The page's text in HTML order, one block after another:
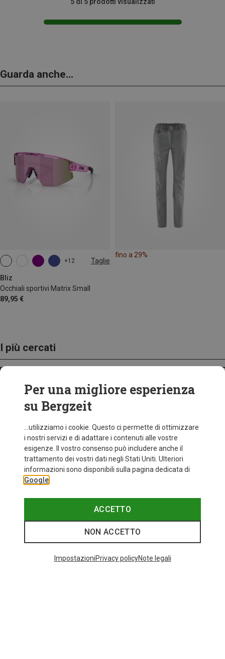
5 di 5 prodotti visualizzati
Guarda anche...
+12 Taglie
Bliz
Occhiali sportivi Matrix Small
89,95 €
ONE SIZE
fino a 29%
I più cercati
Per una migliore esperienza
su Bergzeit
...utilizziamo i cookie. Questo ci permette di ottimizzare
i nostri servizi e di adattare i contenuti alle vostre
esigenze. Il vostro consenso può includere anche il
trattamento dei vostri dati negli Stati Uniti. Ulteriori
informazioni sono disponibili sulla pagina dedicata di
Google
ACCETTO
NON ACCETTO
ImpostazioniPrivacy policyNote legali